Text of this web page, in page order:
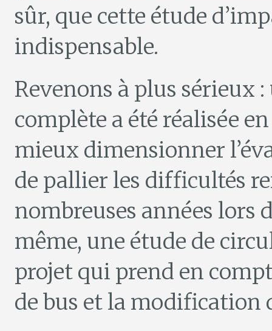
sûr, que cette étude
indispensable.
Revenons à plus sérieux
complète a été réalisée
mieux dimensionner
de pallier les difficultés
nombreuses années lors
même, une étude de
projet qui prend en
de bus et la modification